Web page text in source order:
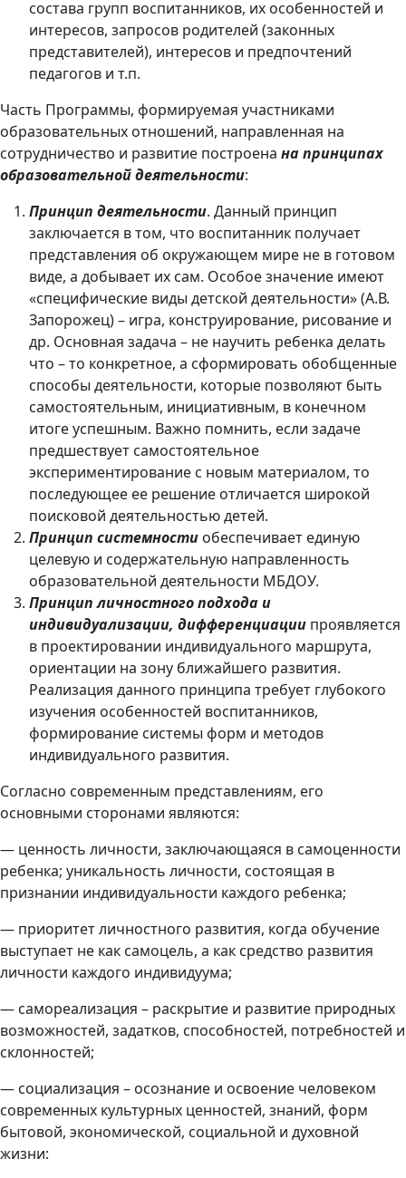
состава групп воспитанников, их особенностей и
интересов, запросов родителей (законных
представителей), интересов и предпочтений
педагогов и т.п.
Часть Программы, формируемая участниками
образовательных отношений, направленная на
сотрудничество и развитие построена на принципах
образовательной деятельности:
Принцип деятельности. Данный принцип
заключается в том, что воспитанник получает
представления об окружающем мире не в готовом
виде, а добывает их сам. Особое значение имеют
«специфические виды детской деятельности» (А.В.
Запорожец) – игра, конструирование, рисование и
др. Основная задача – не научить ребенка делать
что – то конкретное, а сформировать обобщенные
способы деятельности, которые позволяют быть
самостоятельным, инициативным, в конечном
итоге успешным. Важно помнить, если задаче
предшествует самостоятельное
экспериментирование с новым материалом, то
последующее ее решение отличается широкой
поисковой деятельностью детей.
Принцип системности обеспечивает единую
целевую и содержательную направленность
образовательной деятельности МБДОУ.
Принцип личностного подхода и
индивидуализации, дифференциации проявляется
в проектировании индивидуального маршрута,
ориентации на зону ближайшего развития.
Реализация данного принципа требует глубокого
изучения особенностей воспитанников,
формирование системы форм и методов
индивидуального развития.
Согласно современным представлениям, его
основными сторонами являются:
— ценность личности, заключающаяся в самоценности
ребенка; уникальность личности, состоящая в
признании индивидуальности каждого ребенка;
— приоритет личностного развития, когда обучение
выступает не как самоцель, а как средство развития
личности каждого индивидуума;
— самореализация – раскрытие и развитие природных
возможностей, задатков, способностей, потребностей и
склонностей;
— социализация – осознание и освоение человеком
современных культурных ценностей, знаний, форм
бытовой, экономической, социальной и духовной
жизни: